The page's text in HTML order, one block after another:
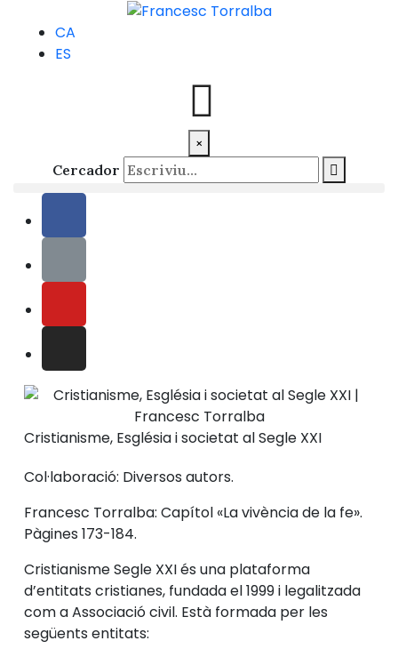
CA
ES
×
Cercador
Cristianisme, Església i societat al Segle XXI
Col·laboració: Diversos autors.
Francesc Torralba: Capítol «La vivència de la fe».
Pàgines 173-184.
Cristianisme Segle XXI és una plataforma
d’entitats cristianes, fundada el 1999 i legalitzada
com a Associació civil. Està formada per les
següents entitats: